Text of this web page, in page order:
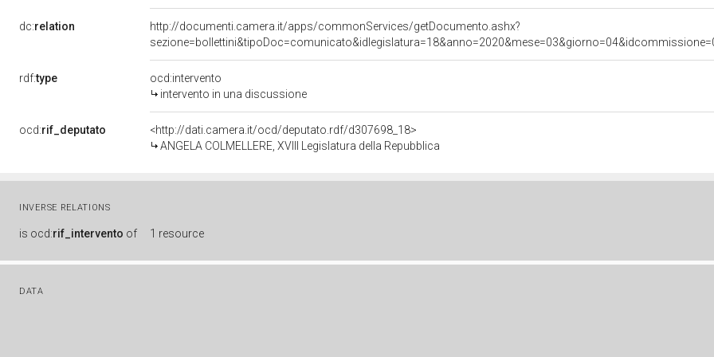
dc:relation
http://documenti.camera.it/apps/commonServices/getDocumento.ashx?
rdf:type
ocd:intervento
intervento in una discussione
ocd:rif_deputato
<http://dati.camera.it/ocd/deputato.rdf/d307698_18>
ANGELA COLMELLERE, XVIII Legislatura della Repubblica
INVERSE RELATIONS
is ocd:rif_intervento of 1 resource
DATA